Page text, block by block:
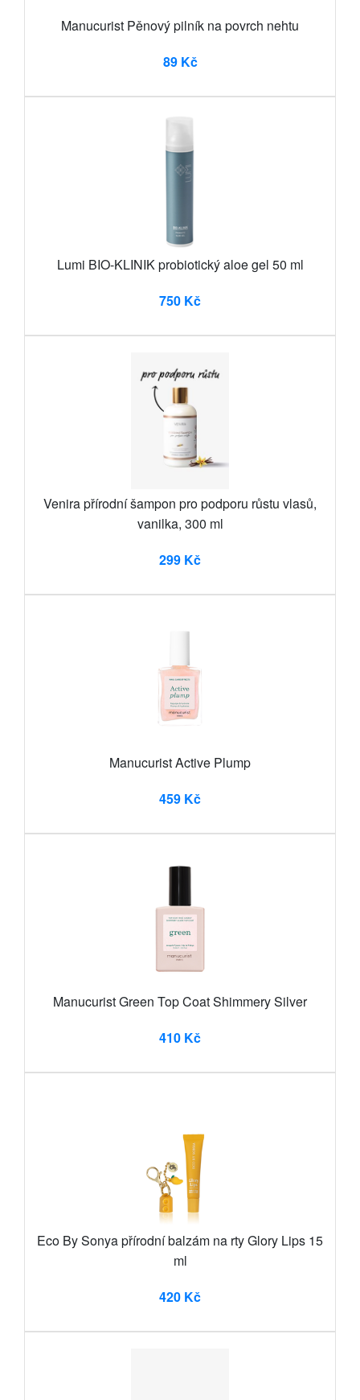
Manucurist Pěnový pilník na povrch nehtu
89 Kč
Lumi BIO-KLINIK probiotický aloe gel 50 ml
750 Kč
Venira přírodní šampon pro podporu růstu vlasů,
vanilka, 300 ml
299 Kč
Manucurist Active Plump
459 Kč
Manucurist Green Top Coat Shimmery Silver
410 Kč
Eco By Sonya přírodní balzám na rty Glory Lips 15
ml
420 Kč